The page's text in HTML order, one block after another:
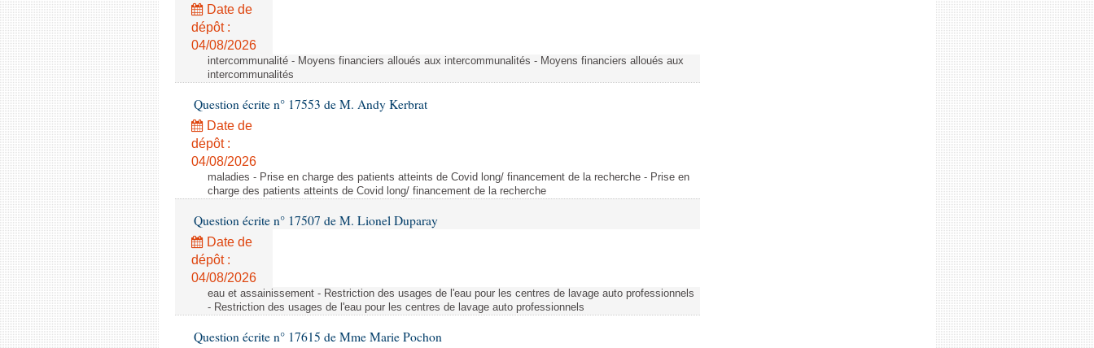
Date de
dépôt :
04/08/2026
intercommunalité - Moyens financiers alloués aux intercommunalités - Moyens financiers alloués aux
intercommunalités
Question écrite n° 17553 de M. Andy Kerbrat
Date de
dépôt :
04/08/2026
maladies - Prise en charge des patients atteints de Covid long/ financement de la recherche - Prise en
charge des patients atteints de Covid long/ financement de la recherche
Question écrite n° 17507 de M. Lionel Duparay
Date de
dépôt :
04/08/2026
eau et assainissement - Restriction des usages de l'eau pour les centres de lavage auto professionnels
- Restriction des usages de l'eau pour les centres de lavage auto professionnels
Question écrite n° 17615 de Mme Marie Pochon